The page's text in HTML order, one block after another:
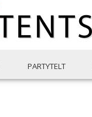
PARTYTELT